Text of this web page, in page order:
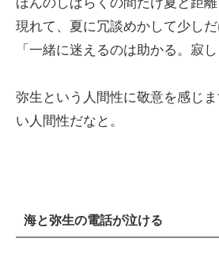
現れて、夏に冗談めかして少し
「一緒に迷えるのは助かる。寂し
弥生という人間性に敬意を感じ
い人間性だなと。
海と弥生の電話が泣ける